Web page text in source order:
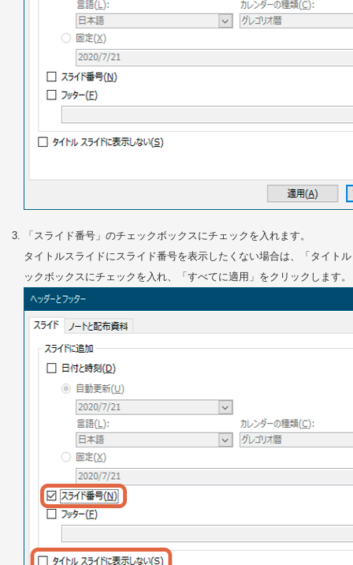
「スライド番号」のチェックボックスにチェックを入れます。
タイトルスライドにスライド番号を表示したくない場合は、「タイト
ックボックスにチェックを入れ、「すべてに適用」をクリックします。